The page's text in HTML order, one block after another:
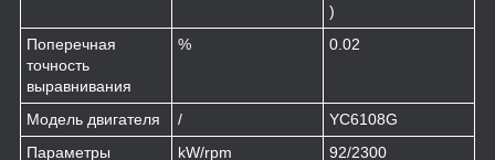
)
Поперечная
точность
выравнивания
% 0.02
Модель двигателя /
YC6108G
Параметры
kW/rpm 92/2300